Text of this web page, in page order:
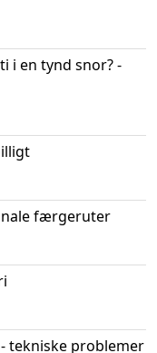
i en tynd snor? -
færgeruter
tekniske problemer